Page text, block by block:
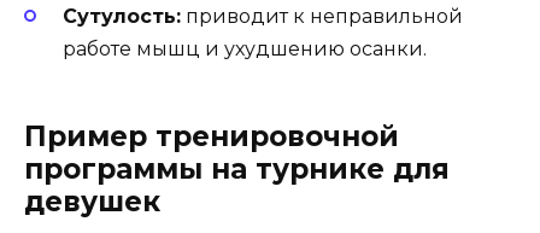
Сутулость: приводит к неправильной
работе мышц и ухудшению осанки.
Пример тренировочной
программы на турнике для
девушек